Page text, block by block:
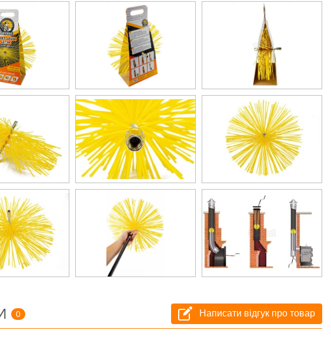
0 Написати відгук про товар